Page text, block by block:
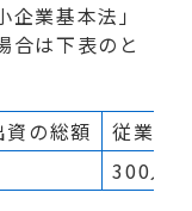
業基本法」
合は下表のと
の総額
従業員
300人